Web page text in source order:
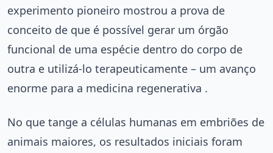
experimento pioneiro mostrou a prova de
conceito de que é possível gerar um órgão
funcional de uma espécie dentro do corpo de
outra e utilizá-lo terapeuticamente – um avanço
enorme para a medicina regenerativa .
No que tange a células humanas em embriões de
animais maiores, os resultados iniciais foram